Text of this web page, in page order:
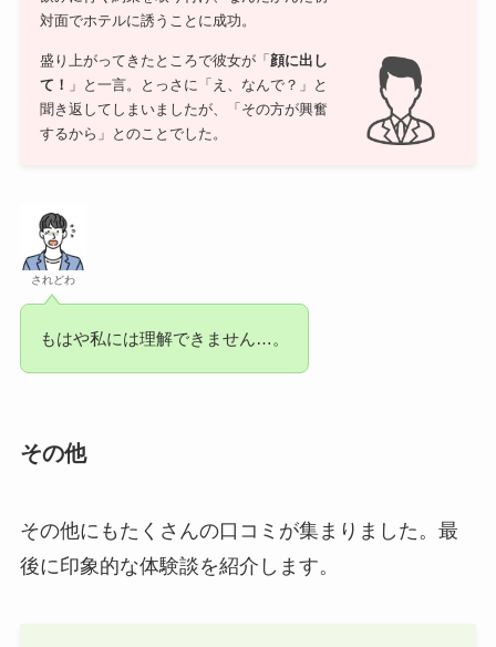
対面でホテルに誘うことに成功。
盛り上がってきたところで彼女が「 顔に出し
て！
」と一言。とっさに「え、なんで？」と
聞き返してしまいましたが、「その方が興奮
するから」とのことでした。
されどわ
もはや私には理解できません…。
その他
その他にもたくさんの口コミが集まりました。最
後に印象的な体験談を紹介します。